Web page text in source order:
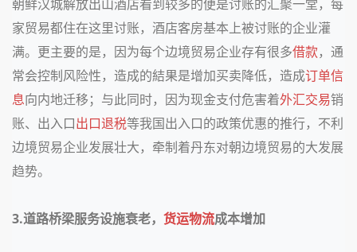
朝鲜汉城解放出山酒店看到较多的便是讨账的汇聚一堂，每
家贸易都住在这里讨账，酒店客房基本上被讨账的企业灌
满。更主要的是，因为每个边境贸易企业存有很多借款，通
常会控制风险性，造成的結果是增加买卖降低，造成订单信
息向内地迁移；与此同时，因为现金支付危害着外汇交易销
账、出入口出口退税等我国出入口的政策优惠的推行，不利
边境贸易企业发展壮大，牵制着丹东对朝边境贸易的大发展
趋势。
3.道路桥梁服务设施衰老， 货运物流成本增加